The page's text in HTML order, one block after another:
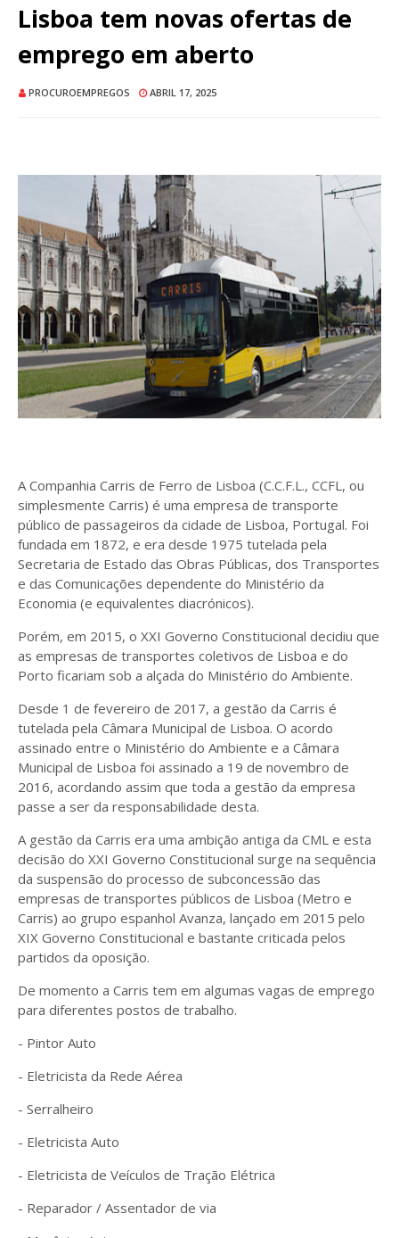
Lisboa tem novas ofertas de
emprego em aberto
PROCUROEMPREGOS ABRIL 17, 2025
A Companhia Carris de Ferro de Lisboa (C.C.F.L., CCFL, ou
simplesmente Carris) é uma empresa de transporte
público de passageiros da cidade de Lisboa, Portugal. Foi
fundada em 1872, e era desde 1975 tutelada pela
Secretaria de Estado das Obras Públicas, dos Transportes
e das Comunicações dependente do Ministério da
Economia (e equivalentes diacrónicos).
Porém, em 2015, o XXI Governo Constitucional decidiu que
as empresas de transportes coletivos de Lisboa e do
Porto ficariam sob a alçada do Ministério do Ambiente.
Desde 1 de fevereiro de 2017, a gestão da Carris é
tutelada pela Câmara Municipal de Lisboa. O acordo
assinado entre o Ministério do Ambiente e a Câmara
Municipal de Lisboa foi assinado a 19 de novembro de
2016, acordando assim que toda a gestão da empresa
passe a ser da responsabilidade desta.
A gestão da Carris era uma ambição antiga da CML e esta
decisão do XXI Governo Constitucional surge na sequência
da suspensão do processo de subconcessão das
empresas de transportes públicos de Lisboa (Metro e
Carris) ao grupo espanhol Avanza, lançado em 2015 pelo
XIX Governo Constitucional e bastante criticada pelos
partidos da oposição.
De momento a Carris tem em algumas vagas de emprego
para diferentes postos de trabalho.
- Pintor Auto
- Eletricista da Rede Aérea
- Serralheiro
- Eletricista Auto
- Eletricista de Veículos de Tração Elétrica
- Reparador / Assentador de via